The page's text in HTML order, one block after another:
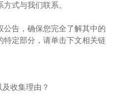
式与我们联系。
告，确保您完全了解其中的
特定部分，请单击下文相关链
收集理由？